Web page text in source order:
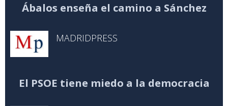
Ábalos enseña el camino a Sánchez
MADRIDPRESS
El PSOE tiene miedo a la democracia